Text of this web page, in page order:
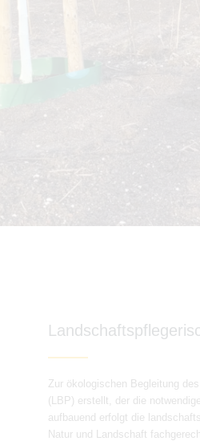
Zur ökologischen Begleitung
(LBP) erstellt, der die
aufbauend erfolgt die
Natur und Landschaft